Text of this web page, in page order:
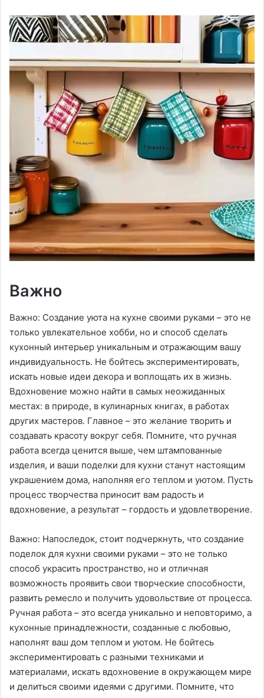
Важно
Важно: Создание уюта на кухне своими руками – это не
только увлекательное хобби, но и способ сделать
кухонный интерьер уникальным и отражающим вашу
индивидуальность․ Не бойтесь экспериментировать,
искать новые идеи декора и воплощать их в жизнь․
Вдохновение можно найти в самых неожиданных
местах: в природе, в кулинарных книгах, в работах
других мастеров․ Главное – это желание творить и
создавать красоту вокруг себя․ Помните, что ручная
работа всегда ценится выше, чем штампованные
изделия, и ваши поделки для кухни станут настоящим
украшением дома, наполняя его теплом и уютом․ Пусть
процесс творчества приносит вам радость и
вдохновение, а результат – гордость и удовлетворение․
Важно: Напоследок, стоит подчеркнуть, что создание
поделок для кухни своими руками – это не только
способ украсить пространство, но и отличная
возможность проявить свои творческие способности,
развить ремесло и получить удовольствие от процесса․
Ручная работа – это всегда уникально и неповторимо, а
кухонные принадлежности, созданные с любовью,
наполнят ваш дом теплом и уютом․ Не бойтесь
экспериментировать с разными техниками и
материалами, искать вдохновение в окружающем мире
и делиться своими идеями с другими․ Помните, что